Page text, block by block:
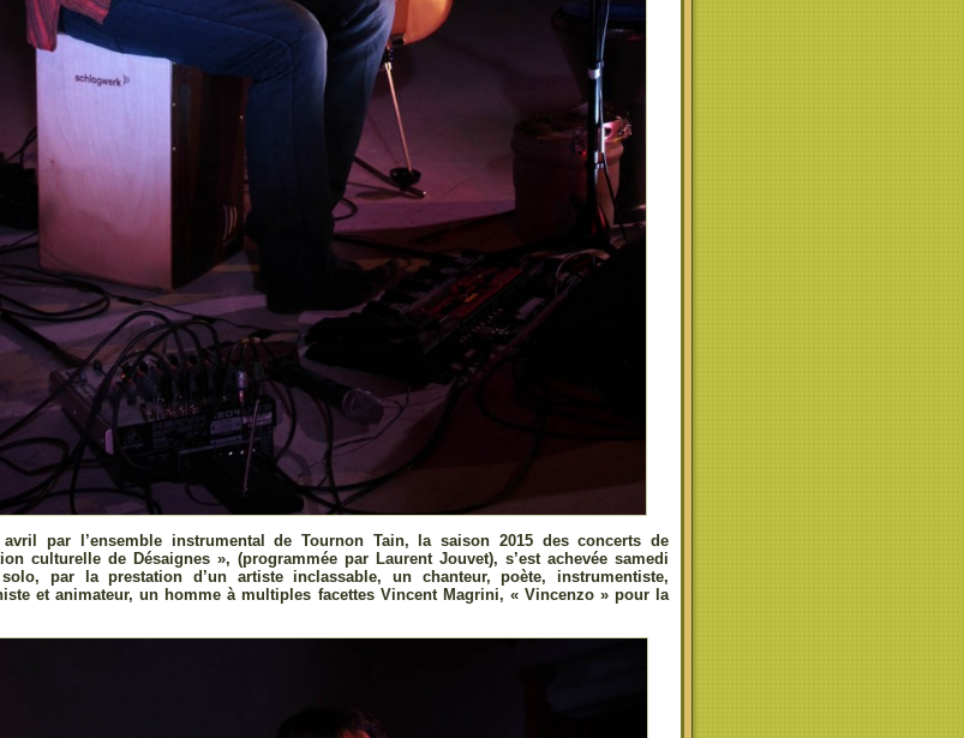
avril par l’ensemble instrumental de Tournon Tain, la saison 2015 des concerts de
culturelle de Désaignes », (programmée par Laurent Jouvet), s’est achevée samedi
par la prestation d’un artiste inclassable, un chanteur, poète, instrumentiste,
et animateur, un homme à multiples facettes Vincent Magrini, « Vincenzo » pour la